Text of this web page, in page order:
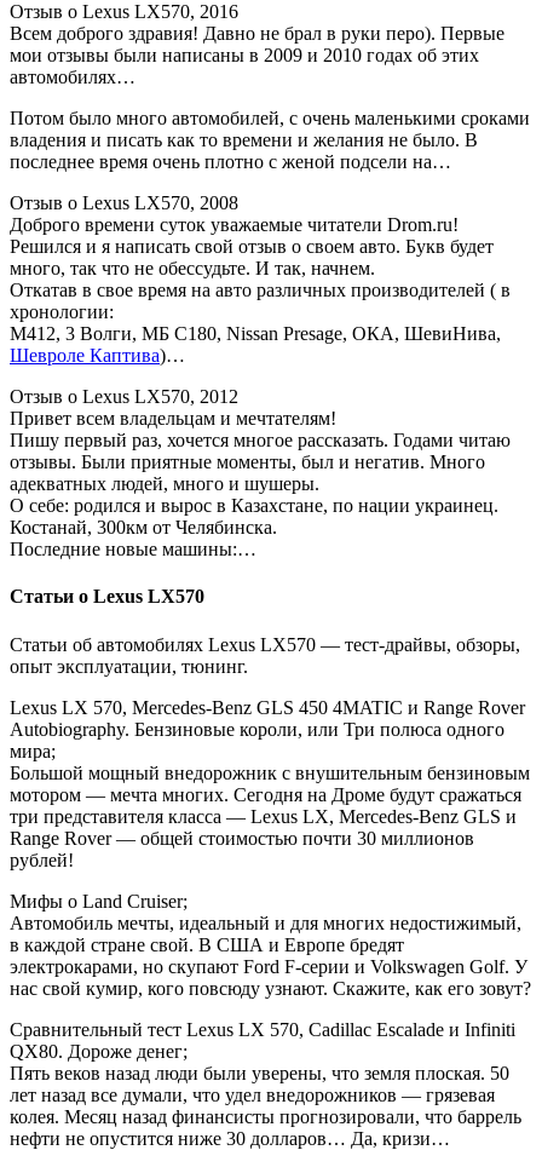
Отзыв о Lexus LX570, 2016
Всем доброго здравия! Давно не брал в руки перо). Первые
мои отзывы были написаны в 2009 и 2010 годах об этих
автомобилях…
Потом было много автомобилей, с очень маленькими сроками
владения и писать как то времени и желания не было. В
последнее время очень плотно с женой подсели на…
Отзыв о Lexus LX570, 2008
Доброго времени суток уважаемые читатели Drom.ru!
Решился и я написать свой отзыв о своем авто. Букв будет
много, так что не обессудьте. И так, начнем.
Откатав в свое время на авто различных производителей ( в
хронологии:
М412, 3 Волги, МБ С180, Nissan Presage, ОКА, ШевиНива,
Шевроле Каптива)…
Отзыв о Lexus LX570, 2012
Привет всем владельцам и мечтателям!
Пишу первый раз, хочется многое рассказать. Годами читаю
отзывы. Были приятные моменты, был и негатив. Много
адекватных людей, много и шушеры.
О себе: родился и вырос в Казахстане, по нации украинец.
Костанай, 300км от Челябинска.
Последние новые машины:…
Статьи о Lexus LX570
Статьи об автомобилях Lexus LX570 — тест-драйвы, обзоры,
опыт эксплуатации, тюнинг.
Lexus LX 570, Mercedes-Benz GLS 450 4MATIC и Range Rover
Autobiography. Бензиновые короли, или Три полюса одного
мира;
Большой мощный внедорожник с внушительным бензиновым
мотором — мечта многих. Сегодня на Дроме будут сражаться
три представителя класса — Lexus LX, Mercedes-Benz GLS и
Range Rover — общей стоимостью почти 30 миллионов
рублей!
Мифы о Land Cruiser;
Автомобиль мечты, идеальный и для многих недостижимый,
в каждой стране свой. В США и Европе бредят
электрокарами, но скупают Ford F-серии и Volkswagen Golf. У
нас свой кумир, кого повсюду узнают. Скажите, как его зовут?
Сравнительный тест Lexus LX 570, Cadillac Escalade и Infiniti
QX80. Дороже денег;
Пять веков назад люди были уверены, что земля плоская. 50
лет назад все думали, что удел внедорожников — грязевая
колея. Месяц назад финансисты прогнозировали, что баррель
нефти не опустится ниже 30 долларов… Да, кризи…